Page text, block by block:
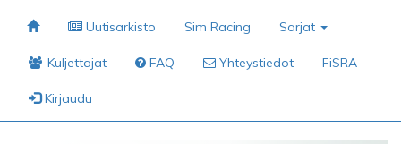
Uutisarkisto Sim Racing Sarjat
Kuljettajat FAQ Yhteystiedot FiSRA
Kirjaudu